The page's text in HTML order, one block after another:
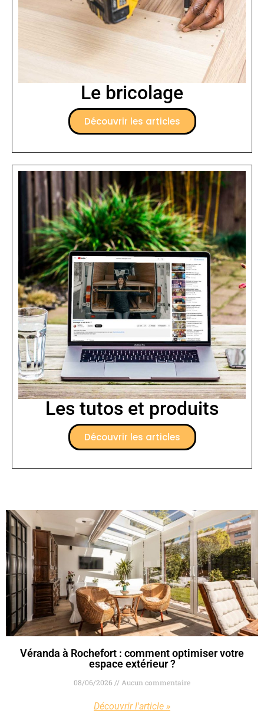
Le bricolage
Découvrir les articles
Les tutos et produits
Découvrir les articles
Véranda à Rochefort : comment optimiser votre
espace extérieur ?
08/06/2026 Aucun commentaire
Découvrir l'article »